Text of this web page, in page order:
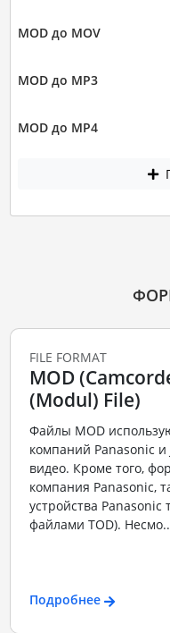
MOD до MOV
MOD до MP3
MOD до MP4
FILE FORMAT
MOD
(Modul) File)
Файлы MOD
компаний Panasonic и
видео. Кроме того,
компания Panasonic,
устройства Panasonic
файлами TOD).
Подробнее